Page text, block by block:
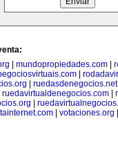
mundopropiedades.com|
|
ruedasdenegocios.net
ruedavirtualdenegocios.com|
votaciones.org